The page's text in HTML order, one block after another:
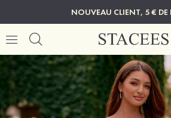
NOUVEAU CLIENT, 5 € DE